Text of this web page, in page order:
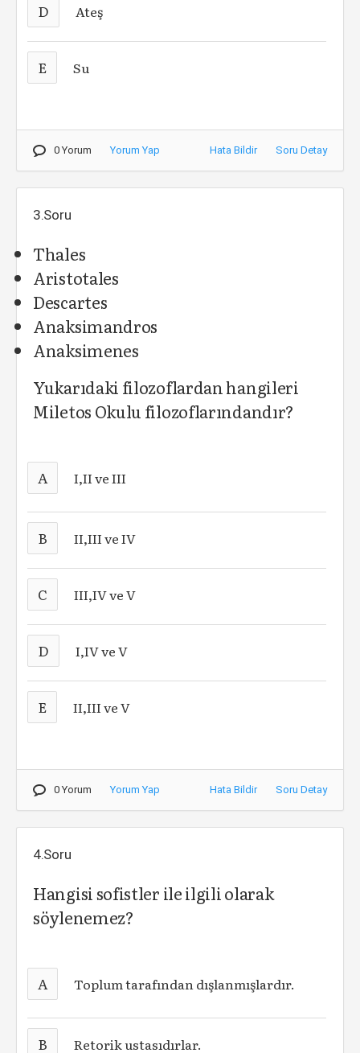
D Ateş
E Su
0 Yorum Yorum Yap Hata Bildir Soru Detay
3.Soru
Thales
Aristotales
Descartes
Anaksimandros
Anaksimenes
Yukarıdaki filozoflardan hangileri
Miletos Okulu filozoflarındandır?
A I,II ve III
B II,III ve IV
C III,IV ve V
D I,IV ve V
E II,III ve V
0 Yorum Yorum Yap Hata Bildir Soru Detay
4.Soru
Hangisi sofistler ile ilgili olarak
söylenemez?
A Toplum tarafından dışlanmışlardır.
B Retorik ustasıdırlar.